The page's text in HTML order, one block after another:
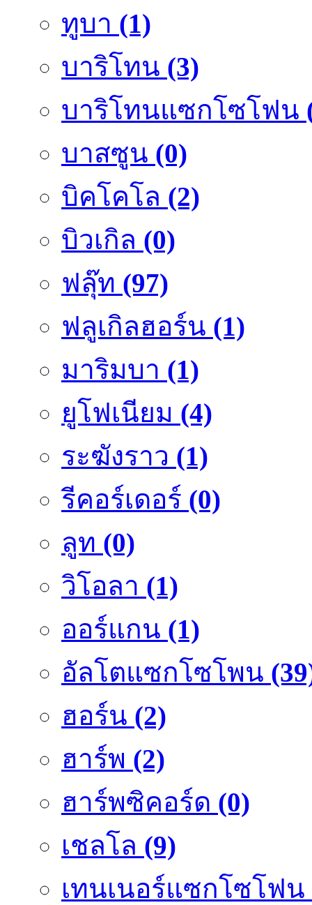
ทูบา (1)
บาริโทน (3)
บาริโทนแซกโซโฟน
บาสซูน (0)
บิคโคโล (2)
บิวเกิล (0)
ฟลุ๊ท (97)
ฟลูเกิลฮอร์น (1)
มาริมบา (1)
ยูโฟเนียม (4)
ระฆังราว (1)
รีคอร์เดอร์ (0)
ลูท (0)
วิโอลา (1)
ออร์แกน (1)
อัลโตแซกโซโพน
ฮอร์น (2)
ฮาร์พ (2)
ฮาร์พซิคอร์ด (0)
เชลโล (9)
เทนเนอร์แซกโซโฟน